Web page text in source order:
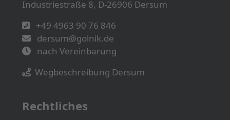
Industriestraße 8, D-26906 Dersum
+49 4963 90 76 846
dersum@golnik.de
nach Vereinbarung
Wegbeschreibung Dersum
Rechtliches